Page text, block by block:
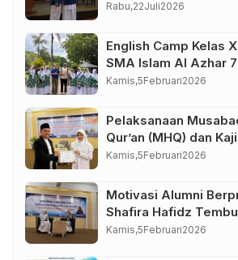
Sukses, Wujudkan
Rabu,22Juli2026
English Camp Kelas
SMA Islam Al Azhar
Bahasa Borobudur
Kamis,5Februari2026
Pelaksanaan
Qur’an (MHQ) dan
Mi’raj SMA Islam Al
Kamis,5Februari2026
Motivasi Alumni
Shafira Hafidz
Singapura
Kamis,5Februari2026